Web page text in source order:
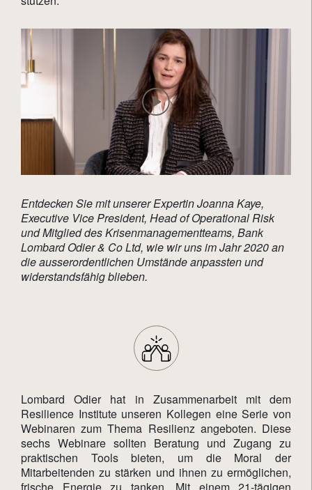
Entdecken Sie mit unserer Expertin Joanna Kaye,
Executive Vice President, Head of Operational Risk
und Mitglied des Krisenmanagementteams, Bank
Lombard Odier & Co Ltd, wie wir uns im Jahr 2020 an
die ausserordentlichen Umstände anpassten und
widerstandsfähig blieben.
Lombard Odier hat in Zusammenarbeit mit dem
Resilience Institute unseren Kollegen eine Serie von
Webinaren zum Thema Resilienz angeboten. Diese
sechs Webinare sollten Beratung und Zugang zu
praktischen Tools bieten, um die Moral der
Mitarbeitenden zu stärken und ihnen zu ermöglichen,
frische Energie zu tanken. Mit einem 21-tägigen